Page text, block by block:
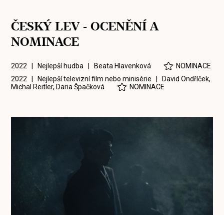
ČESKÝ LEV - OCENĚNÍ A
NOMINACE
2022 | Nejlepší hudba | Beata Hlavenková
NOMINACE
2022 | Nejlepší televizní film nebo minisérie | David Ondříček,
Michal Reitler, Daria Špačková NOMINACE